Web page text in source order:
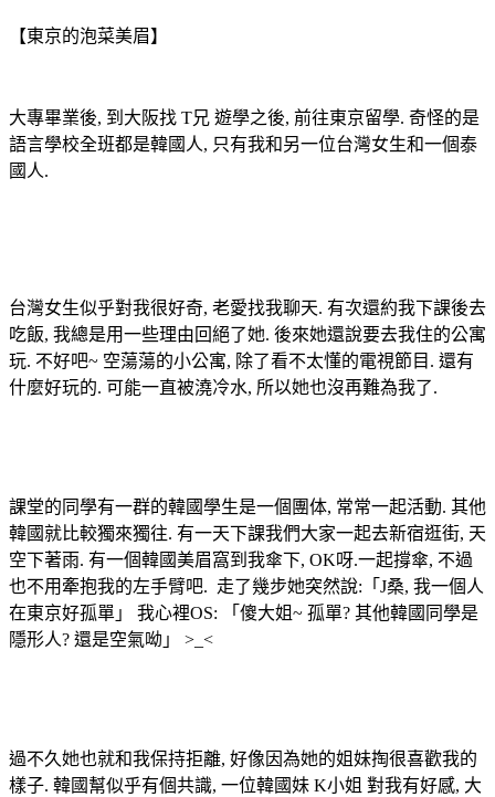
【東京的泡菜美眉】
大專畢業後, 到大阪找 T兄 遊學之後, 前往東京留學. 奇怪的是
語言學校全班都是韓國人, 只有我和另一位台灣女生和一個泰
國人.
台灣女生似乎對我很好奇, 老愛找我聊天. 有次還約我下課後去
吃飯, 我總是用一些理由回絕了她. 後來她還說要去我住的公寓
玩. 不好吧~ 空蕩蕩的小公寓, 除了看不太懂的電視節目 . 還有
什麼好玩的. 可能一直被澆冷水, 所以她也沒再難為我了.
課堂的同學有一群的韓國學生是一個團体, 常常一起活動. 其他
韓國就比較獨來獨往. 有一天下課我們大家一起去新宿逛街, 天
空下著雨. 有一個韓國美眉窩到我傘下, OK呀.一起撐傘, 不過
也不用牽抱我的左手臂吧. 走了幾步她突然說: 「 J桑, 我一個人
在東京好孤單 」 我心裡OS: 「傻大姐~ 孤單? 其他韓國同學是
隱形人? 還是空氣呦」 >_<
過不久她也就和我保持拒離, 好像因為她的姐妹掏很喜歡我的
樣子. 韓國幫似乎有個共識, 一位韓國妹 K小姐 對我有好感, 大